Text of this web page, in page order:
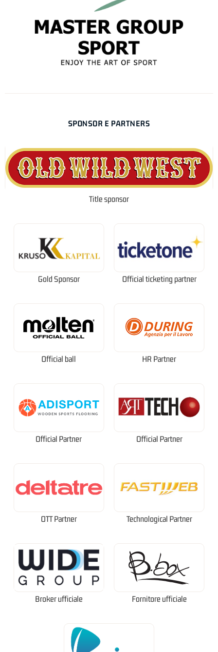
SPONSOR E PARTNERS
Title sponsor
Gold Sponsor Official ticketing partner
Official ball HR Partner
Official Partner Official Partner
OTT Partner Technological Partner
Broker ufficiale Fornitore ufficiale